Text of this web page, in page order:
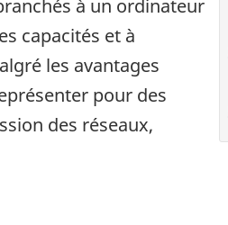
à un ordinateur
capacités et à
les avantages
pour des
des réseaux,